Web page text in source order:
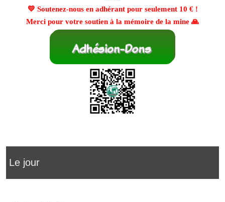
💛 Soutenez-nous en adhérant pour seulement 10 €!
Merci pour votre soutien à la mémoire de la mine 🙏
Le jour